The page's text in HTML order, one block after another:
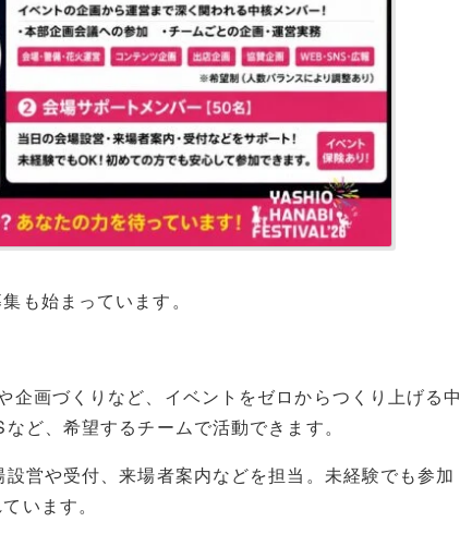
も始まっています。
画づくりなど、イベントをゼロからつくり上げる中
ど、希望するチームで活動できます。
営や受付、来場者案内などを担当。未経験でも参加
います。